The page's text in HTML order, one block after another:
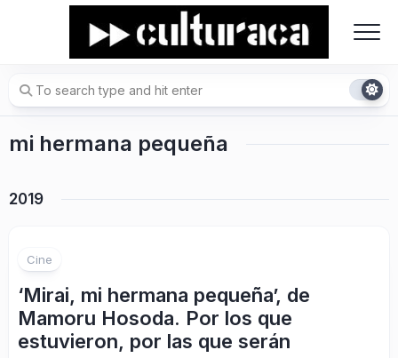
mi hermana pequeña
2019
Cine
‘Mirai, mi hermana pequeña’, de
Mamoru Hosoda. Por los que
estuvieron, por las que serán